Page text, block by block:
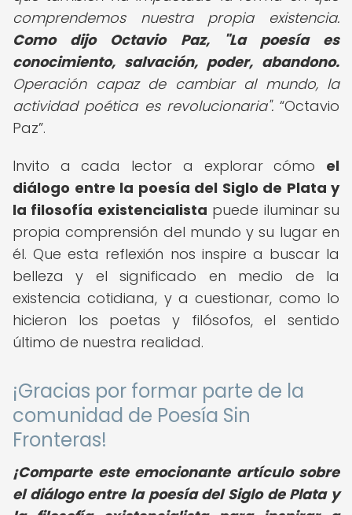
comprendemos nuestra propia existencia.
Como dijo Octavio Paz, "La poesía es
conocimiento, salvación, poder, abandono.
Operación capaz de cambiar al mundo, la
actividad poética es revolucionaria". Octavio
Paz .
Invito a cada lector a explorar cómo el
diálogo entre la poesía del Siglo de Plata y
la filosofía existencialista puede iluminar su
propia comprensión del mundo y su lugar en
él. Que esta reflexión nos inspire a buscar la
belleza y el significado en medio de la
existencia cotidiana, y a cuestionar, como lo
hicieron los poetas y filósofos, el sentido
último de nuestra realidad.
¡Gracias por formar parte de la
comunidad de Poesía Sin
Fronteras!
¡Comparte este emocionante artículo sobre
el diálogo entre la poesía del Siglo de Plata y